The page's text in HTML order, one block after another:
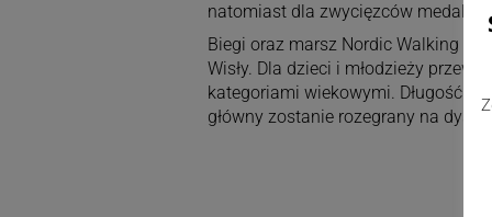
natomiast dla zwycięzców medale i
Biegi oraz marsz Nordic Walking
Wisły. Dla dzieci i młodzieży
kategoriami wiekowymi. Długość
główny zostanie rozegrany na